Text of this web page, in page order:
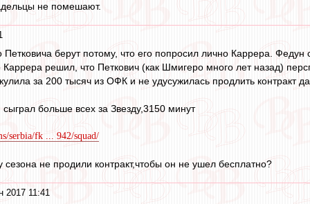
не помешают.
Петковича берут потому, что его попросил лично Каррера.
решил, что Петкович (как Шмигеро много лет назад)
за 200 тысяч из ОФК и не удусужилась продлить контракт
сыграл больше всех за Звезду,3150 минут
serbia/fk ... 942/squad/
не продили контракт,чтобы он не ушел бесплатно?
2017 11:41